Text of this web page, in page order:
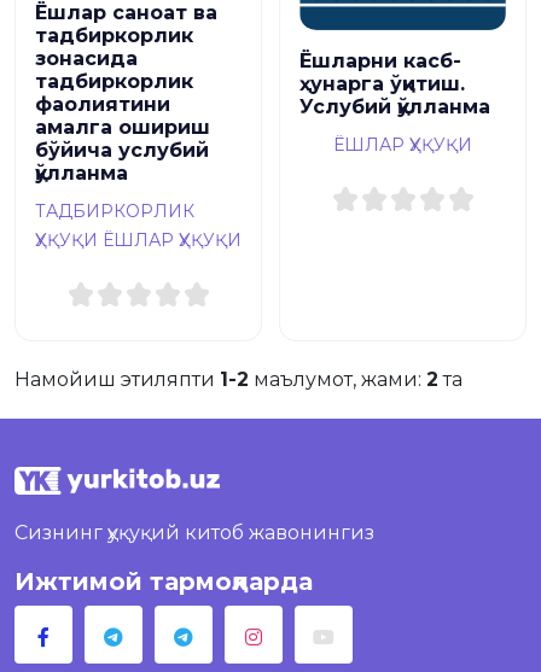
Ёшлар саноат ва
тадбиркорлик
зонасида
тадбиркорлик
фаолиятини
амалга ошириш
бўйича услубий
қўлланма
ТАДБИРКОРЛИК
ҲУҚУҚИ ЁШЛАР ҲУҚУҚИ
Ёшларни касб-
ҳунарга ўқитиш.
Услубий қўлланма
ЁШЛАР ҲУҚУҚИ
Намойиш этиляпти 1-2 маълумот, жами: 2 та
Сизнинг ҳуқуқий китоб жавонингиз
Ижтимой тармоқларда